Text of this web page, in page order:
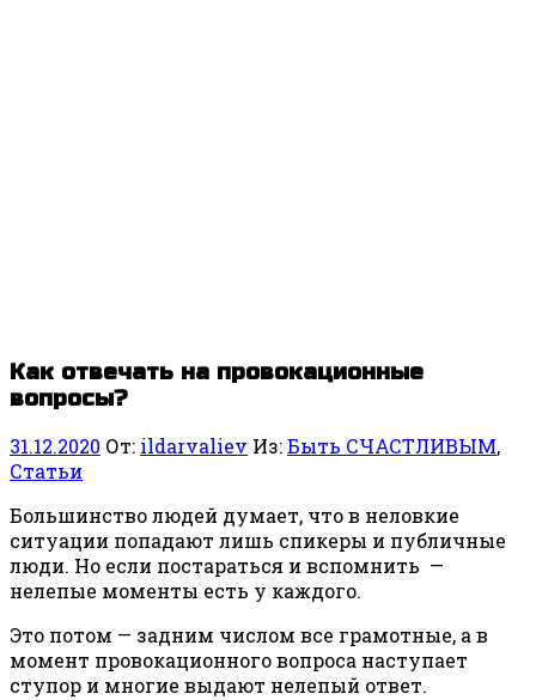
Как отвечать на провокационные
вопросы?
31.12.2020 От: ildarvaliev Из:Быть СЧАСТЛИВЫМ,
Статьи
Большинство людей думает, что в неловкие
ситуации попадают лишь спикеры и публичные
люди. Но если постараться и вспомнить —
нелепые моменты есть у каждого.
Это потом — задним числом все грамотные, а в
момент провокационного вопроса наступает
ступор и многие выдают нелепый ответ.